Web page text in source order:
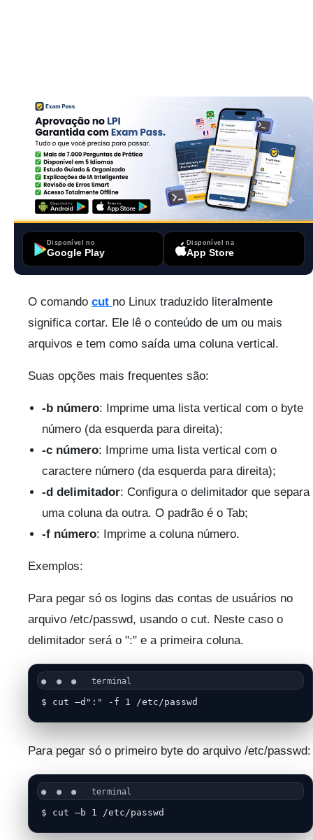
Disponível no
Google Play
Disponível na
App Store
O comando cut no Linux traduzido literalmente
significa cortar. Ele lê o conteúdo de um ou mais
arquivos e tem como saída uma coluna vertical.
Suas opções mais frequentes são:
-b número: Imprime uma lista vertical com o byte
número (da esquerda para direita);
-c número: Imprime uma lista vertical com o
caractere número (da esquerda para direita);
-d delimitador: Configura o delimitador que separa
uma coluna da outra. O padrão é o Tab;
-f número: Imprime a coluna número.
Exemplos:
Para pegar só os logins das contas de usuários no
arquivo /etc/passwd, usando o cut. Neste caso o
delimitador será o ":" e a primeira coluna.
$ cut –d":" -f 1 /etc/passwd
Para pegar só o primeiro byte do arquivo /etc/passwd:
$ cut –b 1 /etc/passwd